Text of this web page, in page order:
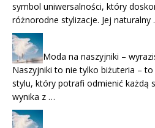
symbol uniwersalności, który
różnorodne stylizacje. Jej naturalny
Moda na naszyjniki –
Naszyjniki to nie tylko biżuteria –
stylu, który potrafi odmienić każdą
wynika z …